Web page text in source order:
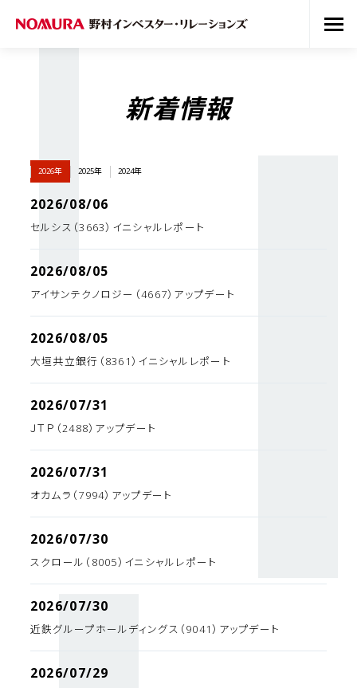
新着情報
2026年 2025年 2024年
2026/08/06
セルシス（3663）イニシャルレポート
2026/08/05
アイサンテクノロジー（4667）アップデート
2026/08/05
大垣共立銀行（8361）イニシャルレポート
2026/07/31
ＪＴＰ（2488）アップデート
2026/07/31
オカムラ（7994）アップデート
2026/07/30
スクロール（8005）イニシャルレポート
2026/07/30
近鉄グループホールディングス（9041）アップデート
2026/07/29